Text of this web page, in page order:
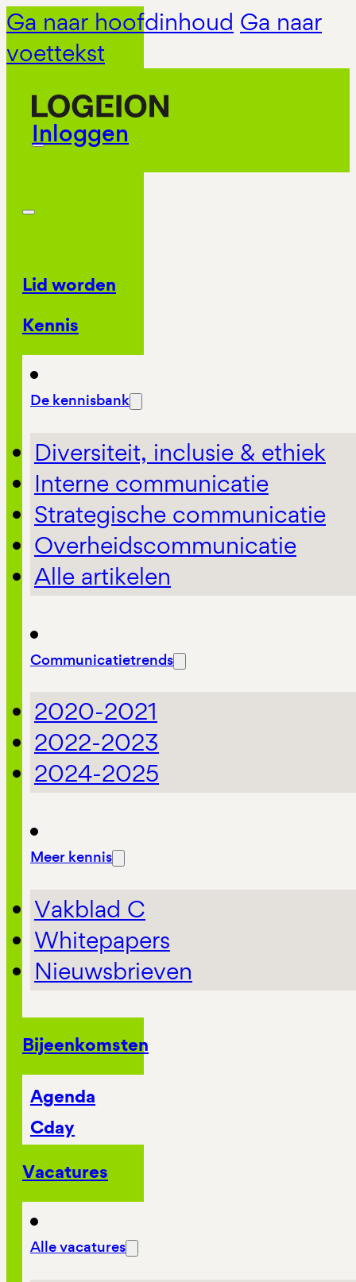
Ga naar hoofdinhoud Ga naar
voettekst
Inloggen
Lid worden
Kennis
De kennisbank
Diversiteit, inclusie & ethiek
Interne communicatie
Strategische communicatie
Overheidscommunicatie
Alle artikelen
Communicatietrends
2020-2021
2022-2023
2024-2025
Meer kennis
Vakblad C
Whitepapers
Nieuwsbrieven
Bijeenkomsten
Agenda
Cday
Vacatures
Alle vacatures